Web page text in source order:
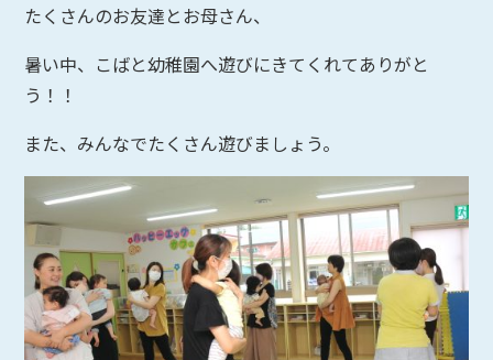
たくさんのお友達とお母さん、
暑い中、こばと幼稚園へ遊びにきてくれてありがと
う！！
また、みんなでたくさん遊びましょう。